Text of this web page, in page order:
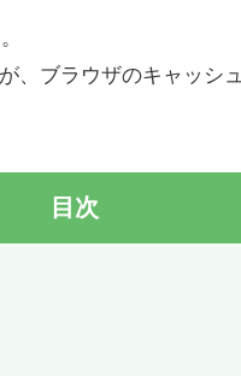
、ブラウザのキャッシ
目次